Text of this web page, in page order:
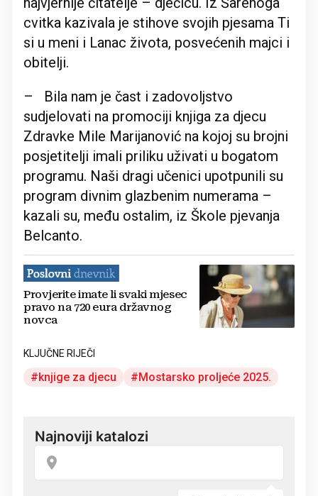
cvitka kazivala je stihove svojih pjesama Ti
si u meni i Lanac života, posvećenih majci i
obitelji.
– Bila nam je čast i zadovoljstvo
sudjelovati na promociji knjiga za djecu
Zdravke Mile Marijanović na kojoj su brojni
posjetitelji imali priliku uživati u bogatom
programu. Naši dragi učenici upotpunili su
program divnim glazbenim numerama –
kazali su, među ostalim, iz Škole pjevanja
Belcanto.
Provjerite imate li svaki mjesec
pravo na 720 eura državnog
novca
KLJUČNE RIJEČI
knjige za djecu Mostarsko proljeće 2025.